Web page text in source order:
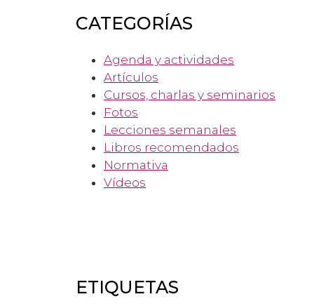
CATEGORÍAS
Agenda y actividades
Artículos
Cursos, charlas y seminarios
Fotos
Lecciones semanales
Libros recomendados
Normativa
Vídeos
ETIQUETAS